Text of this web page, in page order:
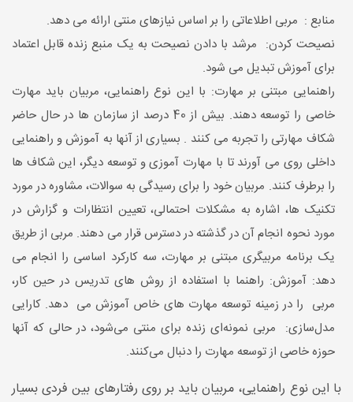
منابع : مربی اطلاعاتی را بر اساس نیازهای منتی ارائه می دهد.
نصیحت کردن: مرشد با دادن نصیحت به یک منبع زنده قابل اعتماد
برای آموزش تبدیل می شود.
راهنمایی مبتنی بر مهارت: با این نوع راهنمایی، مربیان باید مهارت
خاصی را توسعه دهند. بیش از 40 درصد از سازمان ها در حال حاضر
شکاف مهارتی را تجربه می کنند . بسیاری از آنها به آموزش و راهنمایی
داخلی روی می آورند تا با مهارت آموزی و توسعه دیگر، این شکاف ها
را برطرف کنند. مربیان خود را برای رسیدگی به سوالات، مشاوره در مورد
تکنیک ها، اشاره به مشکلات احتمالی، تعیین انتظارات و گزارش در
مورد نحوه انجام آن در گذشته در دسترس قرار می دهند. مربی از طریق
یک برنامه مربیگری مبتنی بر مهارت، سه کارکرد اساسی را انجام می
دهد: آموزش: راهنما با استفاده از روش های تدریس در حین کار،
مربی را در زمینه توسعه مهارت های خاص آموزش می دهد. کارایی
مدل‌سازی: مربی نمونه‌ای زنده برای منتی می‌شود، در حالی که آنها
حوزه خاصی از توسعه مهارت را دنبال می‌کنند.
با این نوع راهنمایی، مربیان باید بر روی رفتارهای بین فردی بسیار